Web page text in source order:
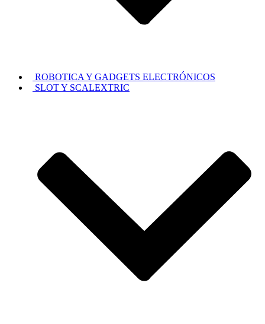
ROBOTICA Y GADGETS ELECTRÓNICOS
SLOT Y SCALEXTRIC